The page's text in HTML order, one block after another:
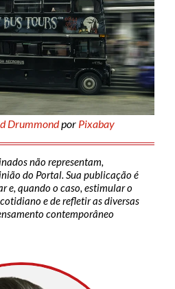
Drummondpor Pixabay
não representam,
do Portal. Sua publicação é
e, quando o caso, estimular o
e de refletir as diversas
contemporâneo